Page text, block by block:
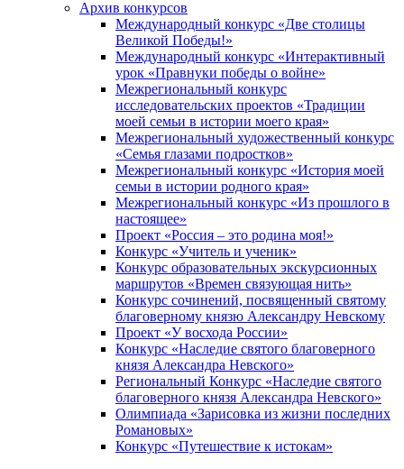
Архив конкурсов
Международный конкурс «Две столицы
Великой Победы!»
Международный конкурс «Интерактивный
урок «Правнуки победы о войне»
Межрегиональный конкурс
исследовательских проектов «Традиции
моей семьи в истории моего края»
Межрегиональный художественный конкурс
«Семья глазами подростков»
Межрегиональный конкурс «История моей
семьи в истории родного края»
Межрегиональный конкурс «Из прошлого в
настоящее»
Проект «Россия – это родина моя!»
Конкурс «Учитель и ученик»
Конкурс образовательных экскурсионных
маршрутов «Времен связующая нить»
Конкурс сочинений, посвященный святому
благоверному князю Александру Невскому
Проект «У восхода России»
Конкурс «Наследие святого благоверного
князя Александра Невского»
Региональный Конкурс «Наследие святого
благоверного князя Александра Невского»
Олимпиада «Зарисовка из жизни последних
Романовых»
Конкурс «Путешествие к истокам»